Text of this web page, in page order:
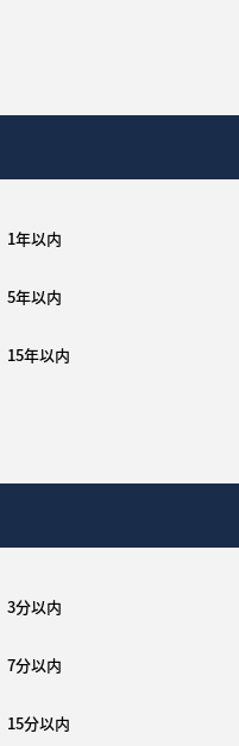
1年以内
5年以内
15年以内
3分以内
7分以内
15分以内